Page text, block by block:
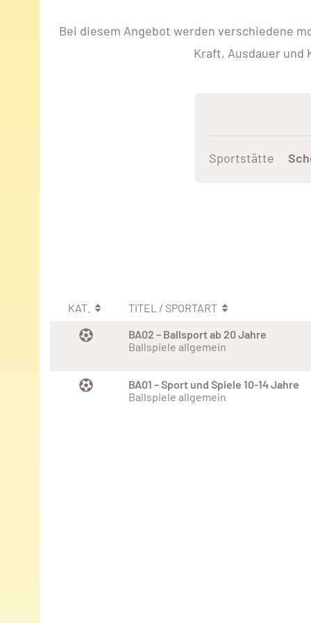
Bei diesem Angebot werden verschiedene
Kraft, Ausdauer und
Sportstätte
KAT.
TITEL / SPORTART
BA02 – Ballsport ab 20 Jahre
Ballspiele allgemein
BA01 – Sport und Spiele 10-14 Jahre
Ballspiele allgemein